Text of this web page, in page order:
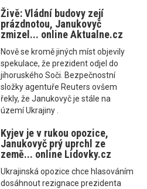
Živě: Vládní budovy zejí
prázdnotou, Janukovyč
zmizel... online Aktualne.cz
Nově se kromě jiných míst objevily
spekulace, že prezident odjel do
jihoruského Soči. Bezpečnostní
složky agentuře Reuters ovšem
řekly, že Janukovyč je stále na
území Ukrajiny .
Kyjev je v rukou opozice,
Janukovyč prý uprchl ze
země... online Lidovky.cz
Ukrajinská opozice chce hlasováním
dosáhnout rezignace prezidenta